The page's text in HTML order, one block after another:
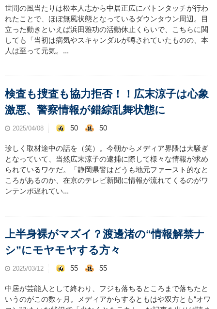
世間の風当たりは松本人志から中居正広にバトンタッチが行わ
れたことで、ほぼ無風状態となっているダウンタウン周辺。目
立った動きといえば浜田雅功の活動休止くらいで、こちらに関
しても「当初は病気やスキャンダルが噂されていたものの、本
人は至って元気。...
検査も捜査も協力拒否！！広末涼子は心象
激悪、警察情報が錯綜乱舞状態に
2025/04/08 50 50
珍しく取材途中の話を（笑）。今朝からメディア界隈は大騒ぎ
となっていて、当然広末涼子の逮捕に際して様々な情報が求め
られているワケだ。「静岡県警はどうも地元ファースト的なと
ころがあるのか、在京のテレビ新聞に情報が流れてくるのがワ
ンテンポ遅れてい...
上半身裸がマズイ？渡邊渚の“情報解禁ナ
シ”にモヤモヤする方々
2025/03/12 55 55
中居が芸能人として終わり、フジも落ちるところまで落ちたと
いうのがこの数ヶ月。メディアからするともはや双方とも“オワ